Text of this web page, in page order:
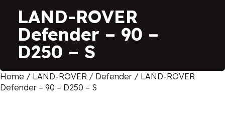
LAND-ROVER
Defender – 90 –
D250 – S
Home / LAND-ROVER / Defender / LAND-ROVER
Defender – 90 – D250 – S